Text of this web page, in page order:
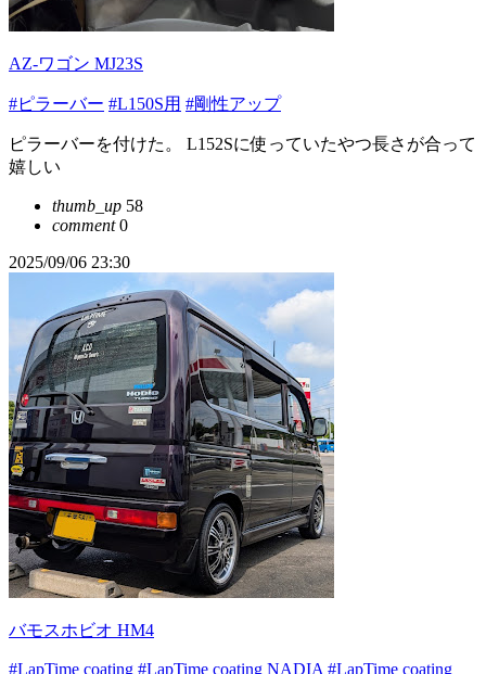
AZ-ワゴン MJ23S
#ピラーバー #L150S用 #剛性アップ
ピラーバーを付けた。 L152Sに使っていたやつ長さが合って
嬉しい
thumb_up 58
comment0
2025/09/06 23:30
バモスホビオ HM4
#LapTime coating #LapTime coating NADIA #LapTime coating